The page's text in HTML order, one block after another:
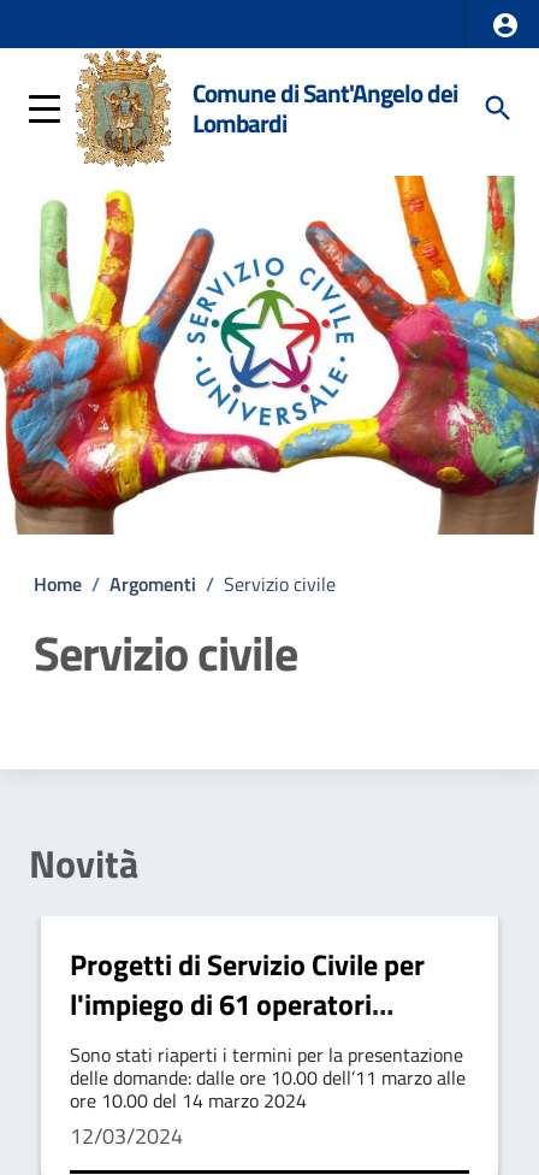
Comune di Sant'Angelo dei
Lombardi
Home / Argomenti / Servizio civile
Servizio civile
Novità
Progetti di Servizio Civile per
l'impiego di 61 operatori
volontari di Servizio Civile
Universale- Riapertura dei
Termini di presentazione delle
Domande
Sono stati riaperti i termini per la presentazione
delle domande: dalle ore 10.00 dell’11 marzo alle
ore 10.00 del 14 marzo 2024
12/03/2024